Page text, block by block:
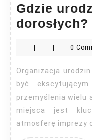
Gdzie
dorosłych?
| | 0
Organizacja urodzin dla dorosłych w mieście może
być
przemyślenia wielu
miejsca jest
atmosferę imprezy